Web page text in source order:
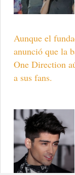
Aunque el
anunció que la
One Direction
a sus fans.